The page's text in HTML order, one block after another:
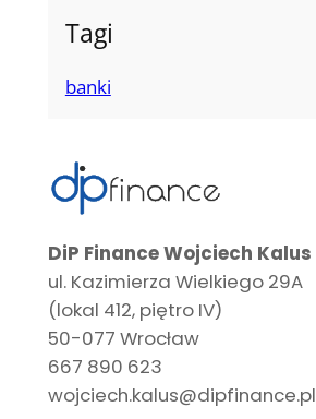
Tagi
banki
DiP Finance Wojciech Kalus
ul. Kazimierza Wielkiego 29A
(lokal 412, piętro IV)
50-077 Wrocław
667 890 623
wojciech.kalus@dipfinance.pl